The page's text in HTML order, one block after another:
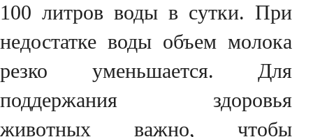
100 литров воды в сутки. При
недостатке воды объем молока
резко уменьшается. Для
поддержания здоровья
животных важно, чтобы